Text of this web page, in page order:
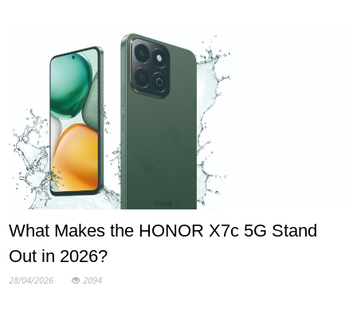
What Makes the HONOR X7c 5G Stand
Out in 2026?
28/04/2026 2094